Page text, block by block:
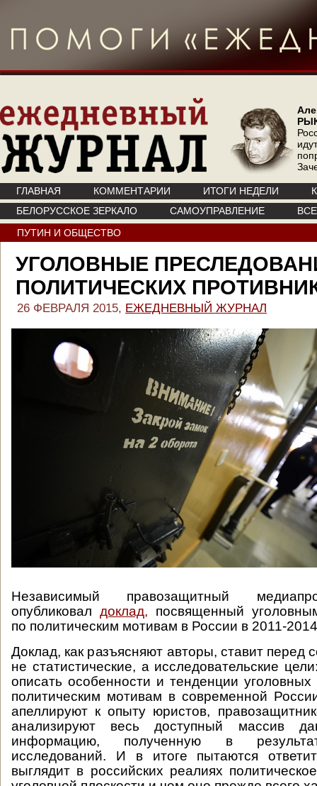
ГЛАВНАЯ КОММЕНТАРИИ ИТОГИ НЕДЕЛИ
БЕЛОРУССКОЕ ЗЕРКАЛО
САМОУПРАВЛЕНИЕ
ПУТИН И ОБЩЕСТВО
УГОЛОВНЫЕ
ПОЛИТИЧЕСКИХ
26 ФЕВРАЛЯ 2015, ЕЖЕДНЕВНЫЙ ЖУРНАЛ
Независимый правозащитный
опубликовал доклад, посвященный
по политическим мотивам в России в 2011-
Доклад, как разъясняют авторы, ставит перед
не статистические, а исследовательские
описать особенности и тенденции
политическим мотивам в современной
апеллируют к опыту юристов,
анализируют весь доступный массив
информацию, полученную в
исследований. И в итоге пытаются
выглядит в российских реалиях